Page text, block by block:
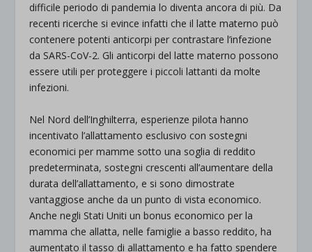
difficile periodo di pandemia lo diventa ancora di più. Da
recenti ricerche si evince infatti che il latte materno può
contenere potenti anticorpi per contrastare l’infezione
da SARS-CoV-2. Gli anticorpi del latte materno possono
essere utili per proteggere i piccoli lattanti da molte
infezioni.
Nel Nord dell’Inghilterra, esperienze pilota hanno
incentivato l’allattamento esclusivo con sostegni
economici per mamme sotto una soglia di reddito
predeterminata, sostegni crescenti all’aumentare della
durata dell’allattamento, e si sono dimostrate
vantaggiose anche da un punto di vista economico.
Anche negli Stati Uniti un bonus economico per la
mamma che allatta, nelle famiglie a basso reddito, ha
aumentato il tasso di allattamento e ha fatto spendere